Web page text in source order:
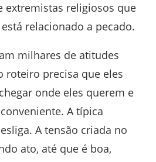
extremistas religiosos que
relacionado a pecado.
milhares de atitudes
roteiro precisa que eles
onde eles querem e
A típica
A tensão criada no
ato, até que é boa,